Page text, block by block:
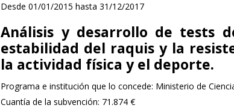
Desde 01/01/2015 hasta 31/12/2017
Análisis y desarrollo de tests
estabilidad del raquis y la
la actividad física y el deporte.
Programa e institución que lo concede: Ministerio de
Cuantía de la subvención: 71.874 €